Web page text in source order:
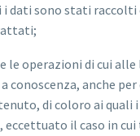
i dati sono stati raccolti
le operazioni di cui
conoscenza, anche per
di coloro ai quali
eccettuato il caso in cui